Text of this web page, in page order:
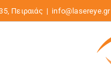
Πειραιάς | info@lasereye.gr